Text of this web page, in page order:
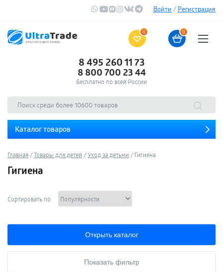
Войти / Регистрация
0 0
8 495 260 11 73
8 800 700 23 44
Бесплатно по всей России
Каталог товаров
Главная Товары для детей Уход за детьми Гигиена
Гигиена
Сортировать по
Открыть каталог
Показать фильтр